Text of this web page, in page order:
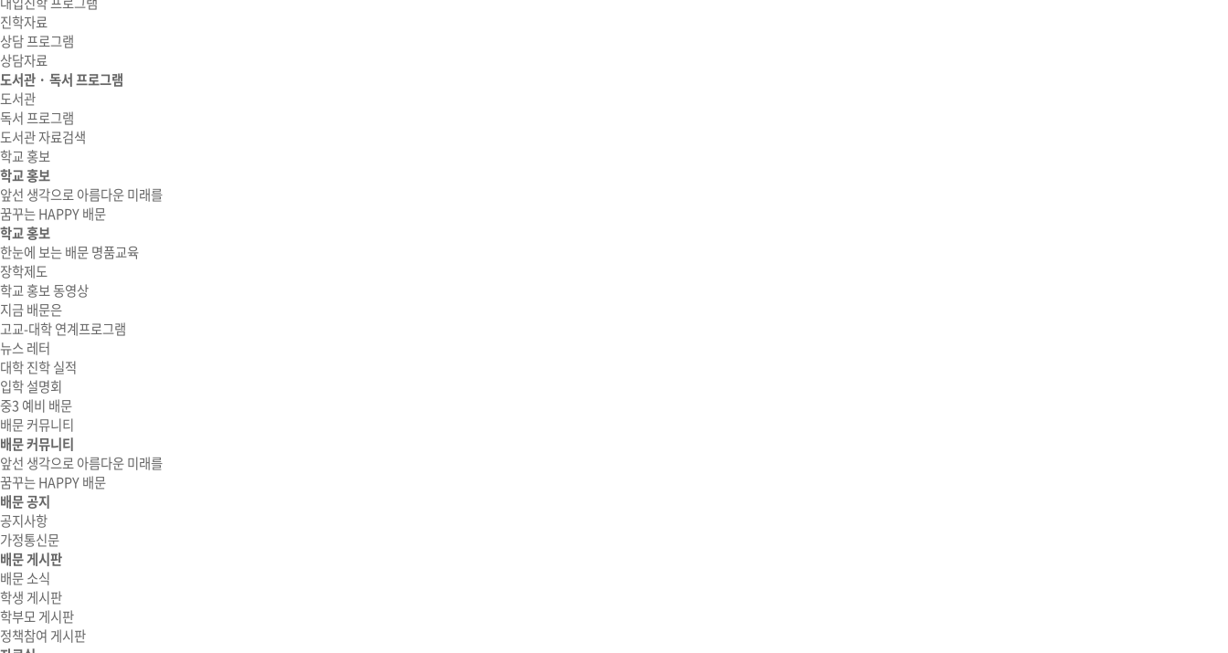
진학자료
상담 프로그램
상담자료
도서관 · 독서 프로그램
도서관
독서 프로그램
도서관 자료검색
학교 홍보
학교 홍보
앞선 생각으로 아름다운 미래를
꿈꾸는 HAPPY 배문
학교 홍보
한눈에 보는 배문 명품교육
장학제도
학교 홍보 동영상
지금 배문은
고교-대학 연계프로그램
뉴스 레터
대학 진학 실적
입학 설명회
중3 예비 배문
배문 커뮤니티
배문 커뮤니티
앞선 생각으로 아름다운 미래를
꿈꾸는 HAPPY 배문
배문 공지
공지사항
가정통신문
배문 게시판
배문 소식
학생 게시판
학부모 게시판
정책참여 게시판